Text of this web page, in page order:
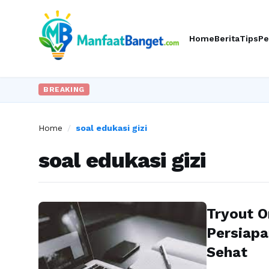
HomeBeritaTips
BREAKING
Home / soal edukasi gizi
soal edukasi gizi
Tryout
Sehat